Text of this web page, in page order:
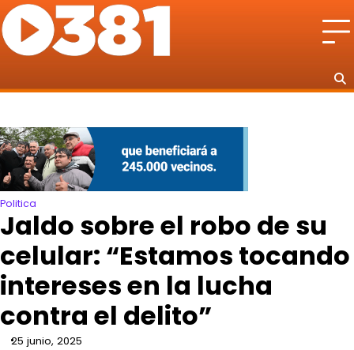
Skip
to
content
Politica
Jaldo sobre el robo de su
celular: “Estamos tocando
intereses en la lucha
contra el delito”
25 junio, 2025